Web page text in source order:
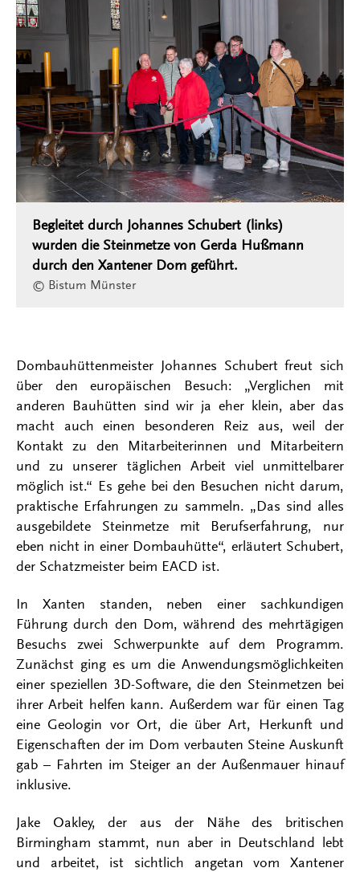
Begleitet durch Johannes Schubert (links)
wurden die Steinmetze von Gerda Hußmann
durch den Xantener Dom geführt.
© Bistum Münster
Dombauhüttenmeister Johannes Schubert freut sich
über den europäischen Besuch: „Verglichen mit
anderen Bauhütten sind wir ja eher klein, aber das
macht auch einen besonderen Reiz aus, weil der
Kontakt zu den Mitarbeiterinnen und Mitarbeitern
und zu unserer täglichen Arbeit viel unmittelbarer
möglich ist.“ Es gehe bei den Besuchen nicht darum,
praktische Erfahrungen zu sammeln. „Das sind alles
ausgebildete Steinmetze mit Berufserfahrung, nur
eben nicht in einer Dombauhütte“, erläutert Schubert,
der Schatzmeister beim EACD ist.
In Xanten standen, neben einer sachkundigen
Führung durch den Dom, während des mehrtägigen
Besuchs zwei Schwerpunkte auf dem Programm.
Zunächst ging es um die Anwendungsmöglichkeiten
einer speziellen 3D-Software, die den Steinmetzen bei
ihrer Arbeit helfen kann. Außerdem war für einen Tag
eine Geologin vor Ort, die über Art, Herkunft und
Eigenschaften der im Dom verbauten Steine Auskunft
gab – Fahrten im Steiger an der Außenmauer hinauf
inklusive.
Jake Oakley, der aus der Nähe des britischen
Birmingham stammt, nun aber in Deutschland lebt
und arbeitet, ist sichtlich angetan vom Xantener